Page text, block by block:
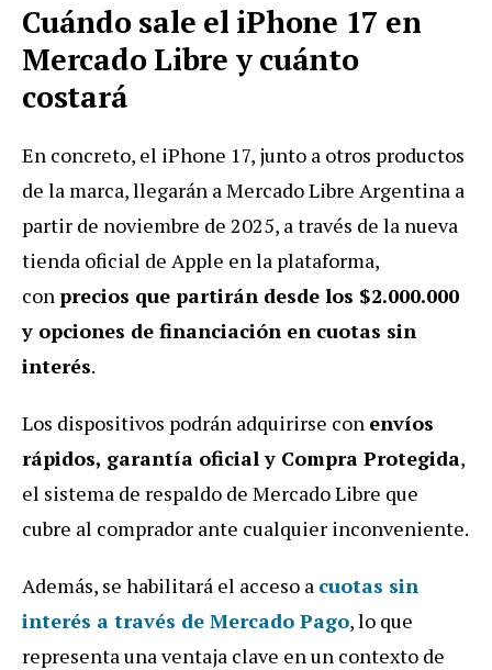
Cuándo sale el iPhone 17 en
Mercado Libre y cuánto
costará
En concreto, el iPhone 17, junto a otros productos
de la marca, llegarán a Mercado Libre Argentina a
partir de noviembre de 2025, a través de la nueva
tienda oficial de Apple en la plataforma,
conprecios que partirán desde los $2.000.000
y opciones de financiación en cuotas sin
interés.
Los dispositivos podrán adquirirse con envíos
rápidos, garantía oficial y Compra Protegida,
el sistema de respaldo de Mercado Libre que
cubre al comprador ante cualquier inconveniente.
Además, se habilitará el acceso a cuotas sin
interés a través de Mercado Pago, lo que
representa una ventaja clave en un contexto de